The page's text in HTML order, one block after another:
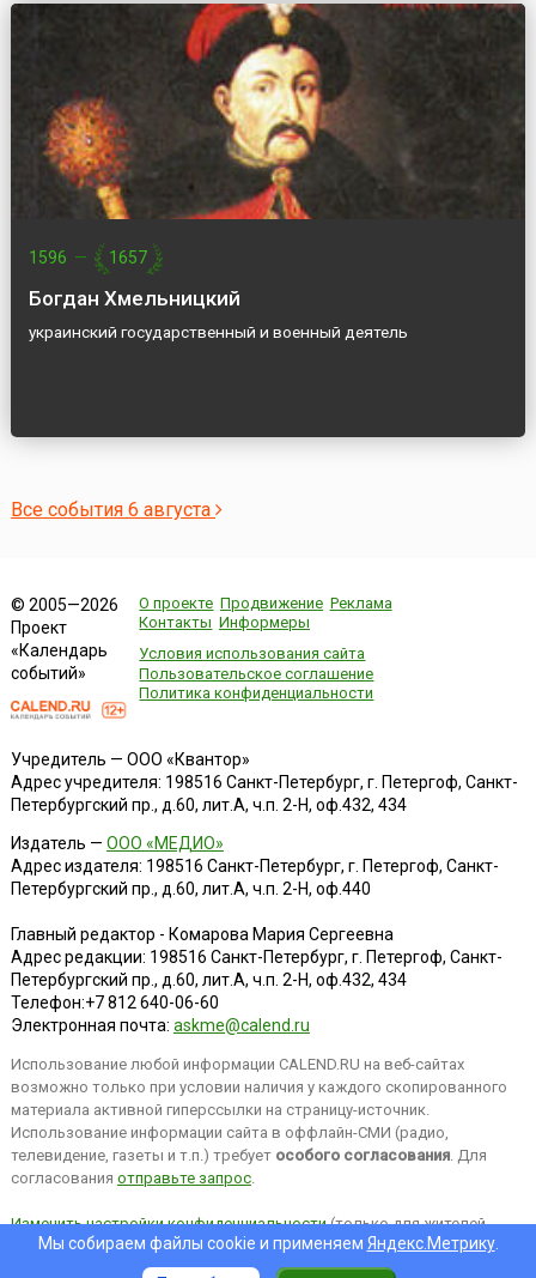
1596 — 1657
Богдан Хмельницкий
украинский государственный и военный деятель
Все события 6 августа
© 2005—2026
Проект
«Календарь
событий»
О проекте Продвижение Реклама
Контакты Информеры
Условия использования сайта
Пользовательское соглашение
Политика конфиденциальности
Учредитель — ООО «Квантор»
Адрес учредителя: 198516 Санкт-Петербург, г. Петергоф, Санкт-
Петербургский пр., д.60, лит.А, ч.п. 2-Н, оф.432, 434
Издатель — ООО «МЕДИО»
Адрес издателя: 198516 Санкт-Петербург, г. Петергоф, Санкт-
Петербургский пр., д.60, лит.А, ч.п. 2-Н, оф.440
Главный редактор - Комарова Мария Сергеевна
Адрес редакции: 198516 Санкт-Петербург, г. Петергоф, Санкт-
Петербургский пр., д.60, лит.А, ч.п. 2-Н, оф.432, 434
Телефон:+7 812 640-06-60
Электронная почта: askme@calend.ru
Использование любой информации CALEND.RU на веб-сайтах
возможно только при условии наличия у каждого скопированного
материала активной гиперссылки на страницу-источник.
Использование информации сайта в оффлайн-СМИ (радио,
телевидение, газеты и т.п.) требует особого согласования. Для
согласования отправьте запрос.
Изменить настройки конфиденциальности(только для жителей
EEA).Мы собираем файлы cookie и применяем Яндекс.Метрику.